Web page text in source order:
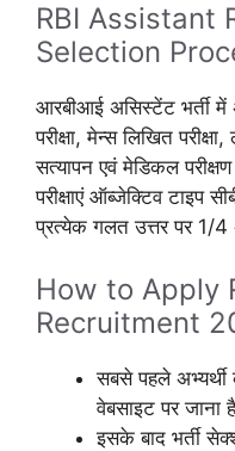
RBI Assistant
Selection
आरबीआई असिस्टेंट भर्ती में
परीक्षा, मेन्स लिखित
सत्यापन एवं मेडिकल
परीक्षाएं ऑब्जेक्टिव टाइप
प्रत्येक गलत उत्तर पर 1/4
How to Apply
Recruitment
सबसे पहले
वेबसाइट पर जाना
इसके बाद भर्ती